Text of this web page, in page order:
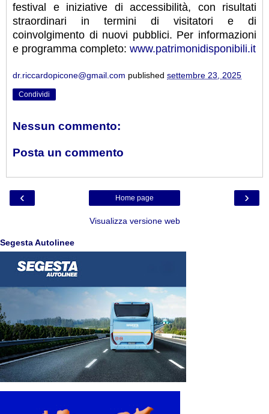
festival e iniziative di accessibilità, con risultati
straordinari in termini di visitatori e di
coinvolgimento di nuovi pubblici. Per informazioni
e programma completo: www.patrimonidisponibili.it
dr.riccardopicone@gmail.com published settembre 23, 2025
Condividi
Nessun commento:
Posta un commento
‹ ›
Home page
Visualizza versione web
Segesta Autolinee